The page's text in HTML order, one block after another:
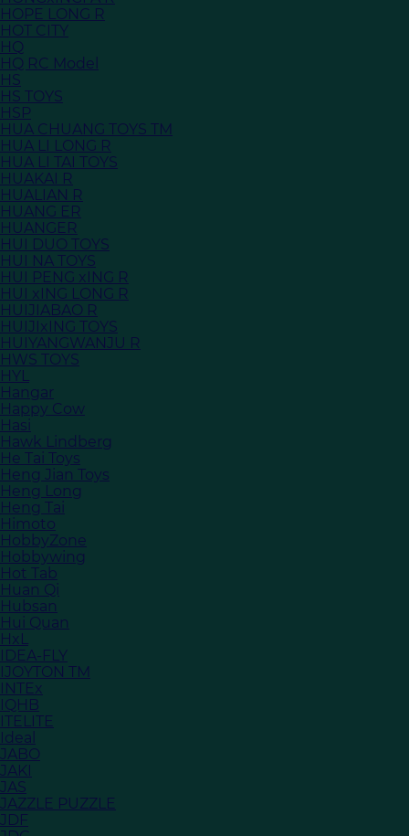
HOPE LONG R
HOT CITY
HQ
HQ RC Model
HS
HS TOYS
HSP
HUA CHUANG TOYS TM
HUA LI LONG R
HUA LI TAI TOYS
HUAKAI R
HUALIAN R
HUANG ER
HUANGER
HUI DUO TOYS
HUI NA TOYS
HUI PENG xING R
HUI xING LONG R
HUIJIABAO R
HUIJIxING TOYS
HUIYANGWANJU R
HWS TOYS
HYL
Hangar
Happy Cow
Hasi
Hawk Lindberg
He Tai Toys
Heng Jian Toys
Heng Long
Heng Tai
Himoto
HobbyZone
Hobbywing
Hot Tab
Huan Qi
Hubsan
Hui Quan
HxL
IDEA-FLY
IJOYTON TM
INTEx
IQHB
ITELITE
Ideal
JABO
JAKI
JAS
JAZZLE PUZZLE
JDF